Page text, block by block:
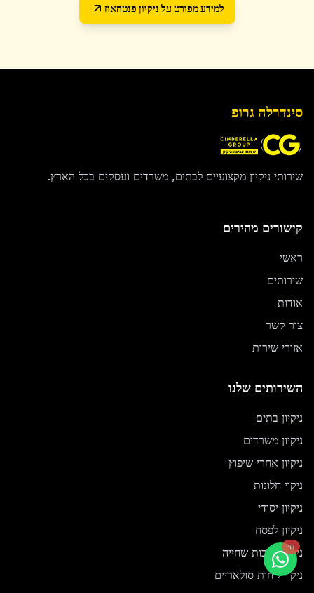
למידע מפורט על ניקיון פנטהאוז
סינדרלה גרופ
שירותי ניקיון מקצועיים לבתים, משרדים ועסקים בכל הארץ.
קישורים מהירים
ראשי
שירותים
אודות
צור קשר
אזורי שירות
השירותים שלנו
ניקיון בתים
ניקיון משרדים
ניקיון אחרי שיפוץ
ניקוי חלונות
ניקיון יסודי
ניקיון לפסח
ניקוי בריכות שחייה
ניקוי לוחות סולאריים
חי